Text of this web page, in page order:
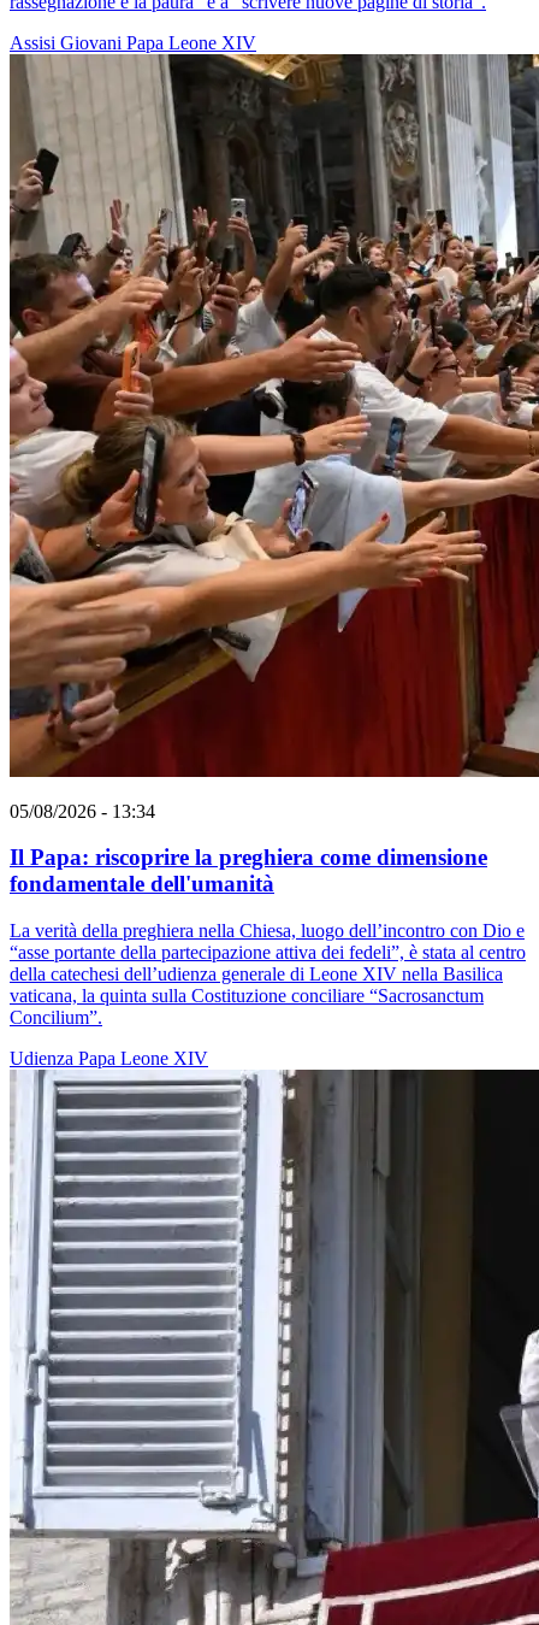
Assisi Giovani Papa Leone XIV
05/08/2026 - 13:34
Il Papa: riscoprire la preghiera come dimensione
fondamentale dell'umanità
La verità della preghiera nella Chiesa, luogo dell’incontro con Dio e
“asse portante della partecipazione attiva dei fedeli”, è stata al centro
della catechesi dell’udienza generale di Leone XIV nella Basilica
vaticana, la quinta sulla Costituzione conciliare “Sacrosanctum
Concilium”.
Udienza Papa Leone XIV